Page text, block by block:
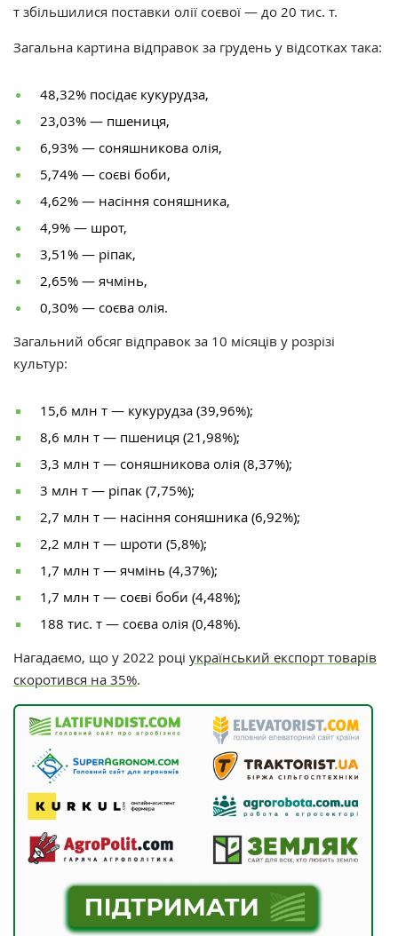
т збільшилися поставки олії соєвої — до 20 тис. т.
Загальна картина відправок за грудень у відсотках така:
48,32% посідає кукурудза,
23,03% — пшениця,
6,93% — соняшникова олія,
5,74% — соєві боби,
4,62% — насіння соняшника,
4,9% — шрот,
3,51% — ріпак,
2,65% — ячмінь,
0,30% — соєва олія.
Загальний обсяг відправок за 10 місяців у розрізі
культур:
15,6 млн т — кукурудза (39,96%);
8,6 млн т — пшениця (21,98%);
3,3 млн т — соняшникова олія (8,37%);
3 млн т — ріпак (7,75%);
2,7 млн т — насіння соняшника (6,92%);
2,2 млн т — шроти (5,8%);
1,7 млн т — ячмінь (4,37%);
1,7 млн т — соєві боби (4,48%);
188 тис. т — соєва олія (0,48%).
Нагадаємо, що у 2022 році український експорт товарів
скоротився на 35%.